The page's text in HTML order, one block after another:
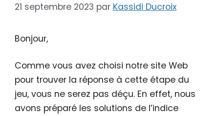
21 septembre 2023 par Kassidi Ducroix
Bonjour,
Comme vous avez choisi notre site Web
pour trouver la réponse à cette étape du
jeu, vous ne serez pas déçu. En effet, nous
avons préparé les solutions de l’indice